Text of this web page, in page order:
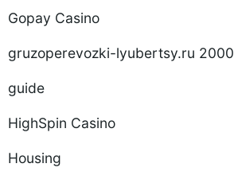
Gopay Casino
gruzoperevozki-lyubertsy.ru 2000
guide
HighSpin Casino
Housing